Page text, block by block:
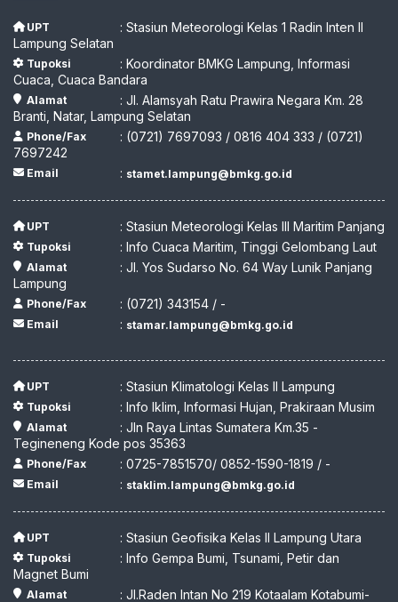
UPT
: Stasiun Meteorologi Kelas 1 Radin Inten II
Lampung Selatan
Tupoksi
: Koordinator BMKG Lampung, Informasi
Cuaca, Cuaca Bandara
Alamat
: Jl. Alamsyah Ratu Prawira Negara Km. 28
Branti, Natar, Lampung Selatan
Phone/Fax
: (0721) 7697093 / 0816 404 333 / (0721)
7697242
Email : stamet.lampung@bmkg.go.id
UPT : Stasiun Meteorologi Kelas III Maritim Panjang
Tupoksi : Info Cuaca Maritim, Tinggi Gelombang Laut
Alamat
: Jl. Yos Sudarso No. 64 Way Lunik Panjang
Lampung
Phone/Fax : (0721) 343154 / -
Email : stamar.lampung@bmkg.go.id
UPT : Stasiun Klimatologi Kelas II Lampung
Tupoksi : Info Iklim, Informasi Hujan, Prakiraan Musim
Alamat
: Jln Raya Lintas Sumatera Km.35 -
Tegineneng Kode pos 35363
Phone/Fax : 0725-7851570/ 0852-1590-1819 / -
Email : staklim.lampung@bmkg.go.id
UPT : Stasiun Geofisika Kelas II Lampung Utara
Tupoksi
: Info Gempa Bumi, Tsunami, Petir dan
Magnet Bumi
Alamat : Jl.Raden Intan No 219 Kotaalam Kotabumi-